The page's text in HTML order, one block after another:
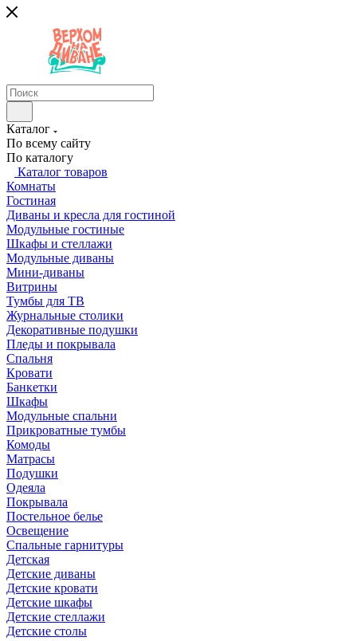
Каталог
По всему сайту
По каталогу
Каталог товаров
Комнаты
Гостиная
Диваны и кресла для гостиной
Модульные гостиные
Шкафы и стеллажи
Модульные диваны
Мини-диваны
Витрины
Тумбы для ТВ
Журнальные столики
Декоративные подушки
Пледы и покрывала
Спальня
Кровати
Банкетки
Шкафы
Модульные спальни
Прикроватные тумбы
Комоды
Матрасы
Подушки
Одеяла
Покрывала
Постельное белье
Освещение
Спальные гарнитуры
Детская
Детские диваны
Детские кровати
Детские шкафы
Детские стеллажи
Детские столы